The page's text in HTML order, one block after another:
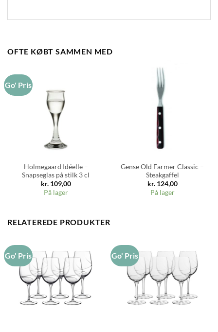
OFTE KØBT SAMMEN MED
Go' Pris
Holmegaard Idéelle –
Snapseglas på stilk 3 cl
kr.109,00
På lager
Gense Old Farmer Classic –
Steakgaffel
kr.124,00
På lager
RELATEREDE PRODUKTER
Go' Pris Go' Pris